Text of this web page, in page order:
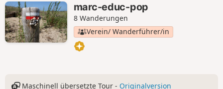
marc-educ-pop
8 Wanderungen
Verein/ Wanderführer/in
Maschinell übersetzte Tour - Originalversion